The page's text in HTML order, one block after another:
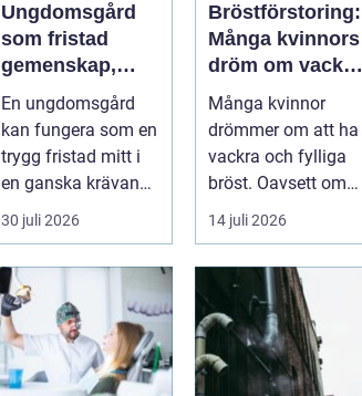
Ungdomsgård
som fristad
gemenskap,
trygghet och
växande
En ungdomsgård
kan fungera som en
trygg fristad mitt i
en ganska krävande
vardag. Skola,
30 juli 2026
Bröstförstoring:
Många kvinnors
dröm om vackra
bröst
Många kvinnor
drömmer om att ha
vackra och fylliga
bröst. Oavsett om
det är f&o...
14 juli 2026